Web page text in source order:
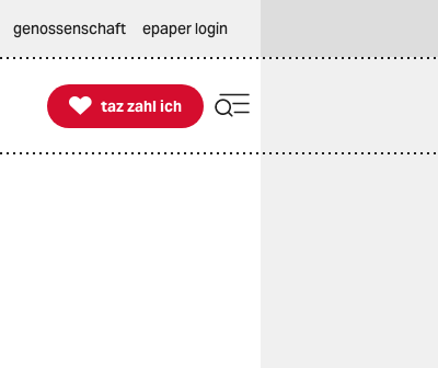
genossenschaft epaper login

taz zahl ich
taz zahl ich